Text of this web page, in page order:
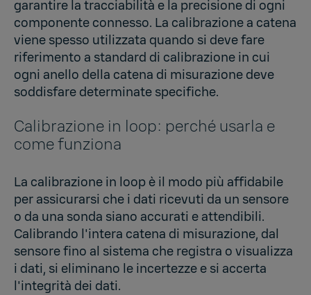
garantire la tracciabilità e la precisione di ogni
componente connesso. La calibrazione a catena
viene spesso utilizzata quando si deve fare
riferimento a standard di calibrazione in cui
ogni anello della catena di misurazione deve
soddisfare determinate specifiche.
Calibrazione in loop: perché usarla e
come funziona
La calibrazione in loop è il modo più affidabile
per assicurarsi che i dati ricevuti da un sensore
o da una sonda siano accurati e attendibili.
Calibrando l'intera catena di misurazione, dal
sensore fino al sistema che registra o visualizza
i dati, si eliminano le incertezze e si accerta
l'integrità dei dati.